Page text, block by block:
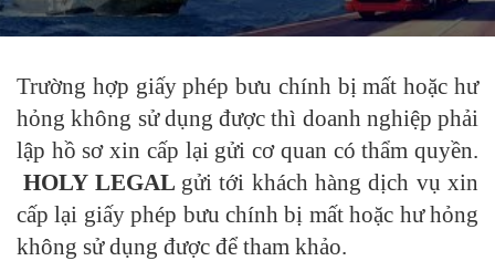
Trường hợp giấy phép bưu chính bị mất hoặc hư
hỏng không sử dụng được thì doanh nghiệp phải
lập hồ sơ xin cấp lại gửi cơ quan có thẩm quyền.
HOLY LEGAL gửi tới khách hàng dịch vụ xin
cấp lại giấy phép bưu chính bị mất hoặc hư hỏng
không sử dụng được để tham khảo.